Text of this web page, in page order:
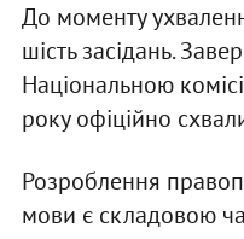
До моменту
шість засідань.
Національною
року офіційно
Розроблення
мови є складовою